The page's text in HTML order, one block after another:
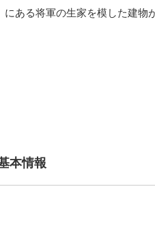
ある将軍の生家を模した建物
本情報